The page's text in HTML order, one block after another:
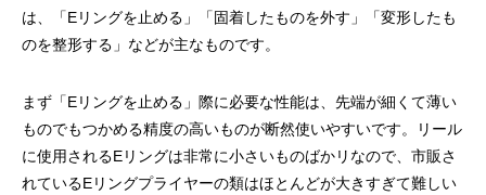
シマノ バンタム1000SGの1年点検
ダイワ スパルタン
は、「Eリングを止める」「固着したものを外す」「変形したも
のを整形する」などが主なものです。
まず「Eリングを止める」際に必要な性能は、先端が細くて薄い
ものでもつかめる精度の高いものが断然使いやすいです。リール
に使用されるEリングは非常に小さいものばかリなので、市販さ
れているEリングプライヤーの類はほとんどが大きすぎて難しい